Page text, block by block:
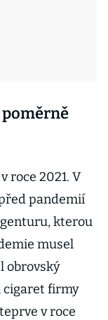
roce 2021. V
pandemií
kterou
musel
obrovský
cigaret firmy
v roce